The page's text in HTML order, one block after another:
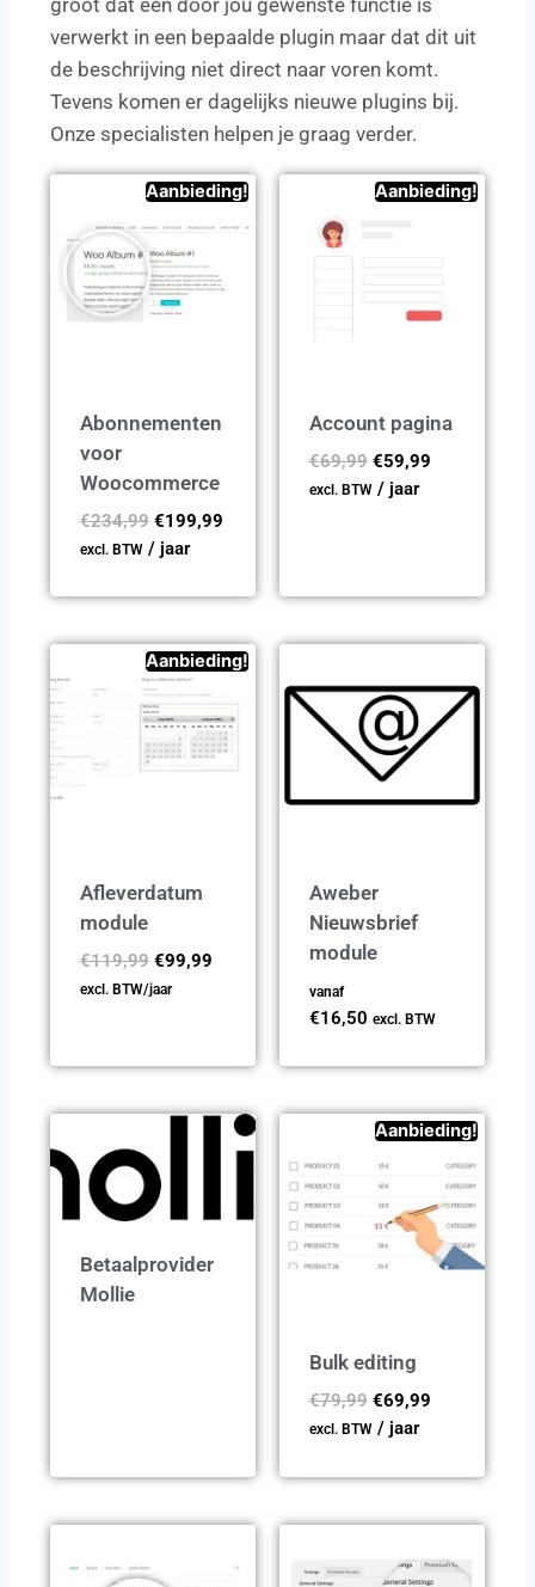
verwerkt in een bepaalde plugin maar dat dit uit
de beschrijving niet direct naar voren komt.
Tevens komen er dagelijks nieuwe plugins bij.
Onze specialisten helpen je graag verder.
Aanbieding!
Abonnementen
voor
Woocommerce
€234,99 €199,99
excl. BTW/ jaar
Aanbieding!
Account pagina
€69,99 €59,99
excl. BTW/ jaar
Aanbieding!
Afleverdatum
module
€119,99 €99,99
excl. BTW/jaar
Aweber
Nieuwsbrief
module
vanaf
€16,50 excl. BTW
Betaalprovider
Mollie
Aanbieding!
Bulk editing
€79,99 €69,99
excl. BTW/ jaar